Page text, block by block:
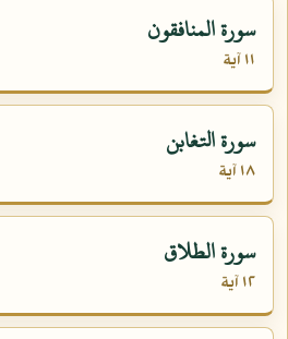
سورة المنافقون
١١ آية
سورة التغابن
١٨ آية
سورة الطلاق
١٢ آية